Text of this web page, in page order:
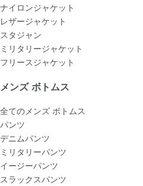
ナイロンジャケット
レザージャケット
スタジャン
ミリタリージャケット
フリースジャケット
メンズ ボトムス
全てのメンズ ボトムス
パンツ
デニムパンツ
ミリタリーパンツ
イージーパンツ
スラックスパンツ